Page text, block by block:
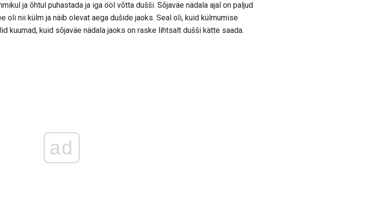
ja õhtul puhastada ja iga ööl võtta dušši. Sõjaväe nädala ajal on paljud
nii külm ja näib olevat aega dušide jaoks. Seal oli, kuid külmumise
kuumad, kuid sõjaväe nädala jaoks on raske lihtsalt dušši kätte saada.
ad